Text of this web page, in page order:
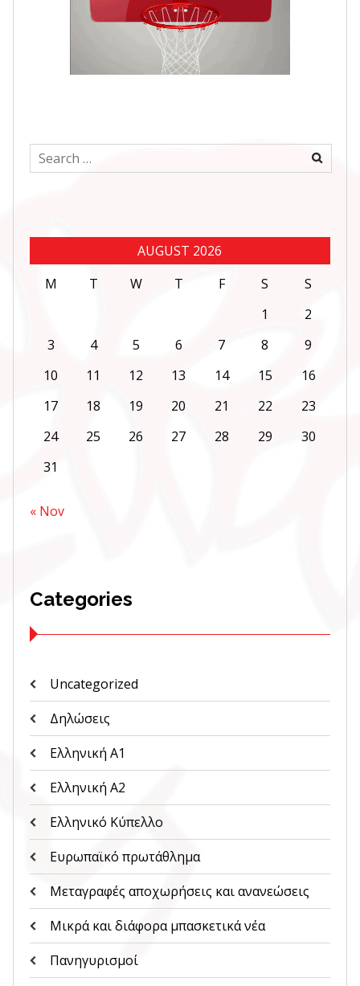
Search
for:
AUGUST 2026
M
T W T F S
S
1
2
3
4 5 6 7 8
9
10
11 12 13 14 15
16
17
18 19 20 21 22
23
24
25 26 27 28 29
30
31
« Nov
Categories
Uncategorized
Δηλώσεις
Ελληνική Α1
Ελληνική Α2
Ελληνικό Κύπελλο
Ευρωπαϊκό πρωτάθλημα
Μεταγραφές αποχωρήσεις και ανανεώσεις
Μικρά και διάφορα μπασκετικά νέα
Πανηγυρισμοί